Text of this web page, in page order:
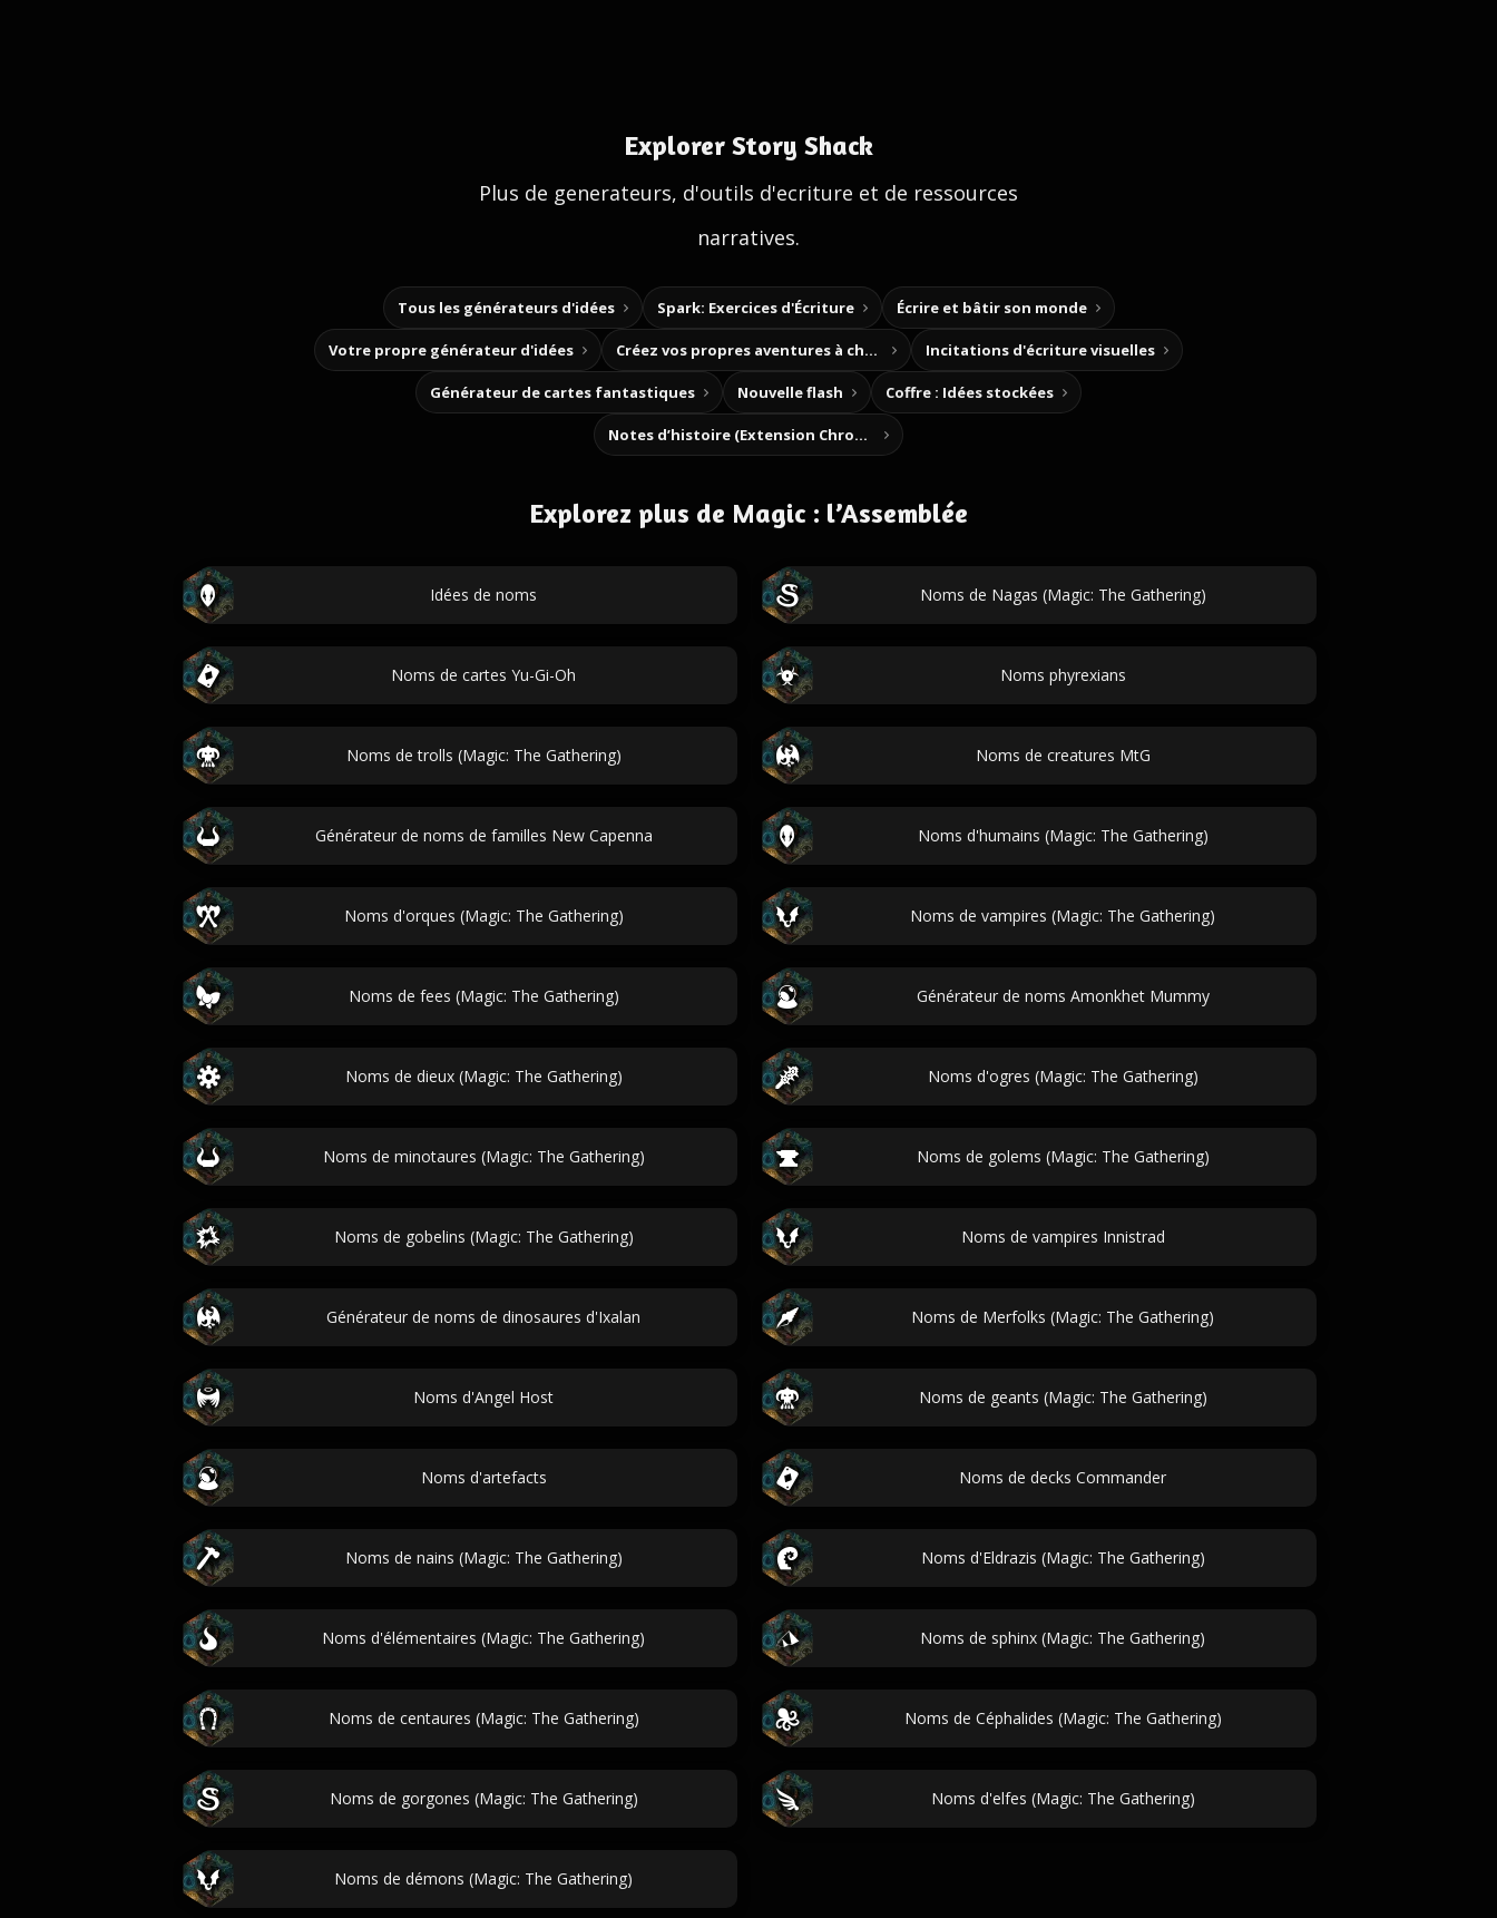
Explorer Story Shack
Plus de generateurs, d'outils d'ecriture et de ressources
narratives.
Tous les générateurs d'idées Spark: Exercices d'Écriture Écrire et bâtir son monde
Votre propre générateur d'idées Créez vos propres aventures à choix Incitations d'écriture visuelles
Générateur de cartes fantastiques Nouvelle flash Coffre : Idées stockées
Notes d’histoire (Extension Chrome)
Explorez plus de Magic : l’Assemblée
Idées de noms Noms de Nagas (Magic: The Gathering)
Noms de cartes Yu-Gi-Oh Noms phyrexians
Noms de trolls (Magic: The Gathering) Noms de creatures MtG
Générateur de noms de familles New Capenna Noms d'humains (Magic: The Gathering)
Noms d'orques (Magic: The Gathering) Noms de vampires (Magic: The Gathering)
Noms de fees (Magic: The Gathering) Générateur de noms Amonkhet Mummy
Noms de dieux (Magic: The Gathering) Noms d'ogres (Magic: The Gathering)
Noms de minotaures (Magic: The Gathering) Noms de golems (Magic: The Gathering)
Noms de gobelins (Magic: The Gathering) Noms de vampires Innistrad
Générateur de noms de dinosaures d'Ixalan Noms de Merfolks (Magic: The Gathering)
Noms d'Angel Host Noms de geants (Magic: The Gathering)
Noms d'artefacts Noms de decks Commander
Noms de nains (Magic: The Gathering) Noms d'Eldrazis (Magic: The Gathering)
Noms d'élémentaires (Magic: The Gathering) Noms de sphinx (Magic: The Gathering)
Noms de centaures (Magic: The Gathering) Noms de Céphalides (Magic: The Gathering)
Noms de gorgones (Magic: The Gathering) Noms d'elfes (Magic: The Gathering)
Noms de démons (Magic: The Gathering)